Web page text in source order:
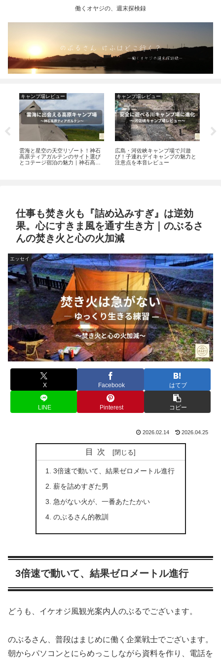
働くオヤジの、週末探検録
キャンプ場レビュー
雲海と星空の天空リゾート！神石
高原ティアガルテンのサイト選び
とコテージ宿泊の魅力｜神石高原
キャンプ場レビュー
広島・河佐峡キャンプ場で川遊
び！子連れデイキャンプの魅力と
注意点を本音レビュー
仕事も焚き火も『詰め込みすぎ』は逆効
果。心にすきま風を通す生き方｜のぶるさ
んの焚き火と心の火加減
エッセイ
X Facebook はてブ
LINE Pinterest コピー
2026.02.14 2026.04.25
目次
3倍速で動いて、結果ゼロメートル進行
薪を詰めすぎた男
急がない火が、一番あたたかい
のぶるさん的教訓
3倍速で動いて、結果ゼロメートル進行
どうも、イケオジ風観光案内人のぶるでございます。
のぶるさん、普段はまじめに働く企業戦士でございます。
朝からパソコンとにらめっこしながら資料を作り、電話を